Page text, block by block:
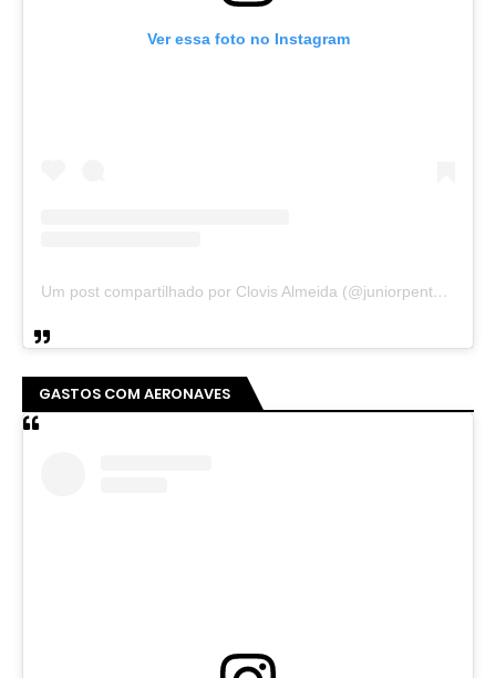
Ver essa foto no Instagram
Um post compartilhado por Clovis Almeida (@juniorpentecoste01)
GASTOS COM AERONAVES